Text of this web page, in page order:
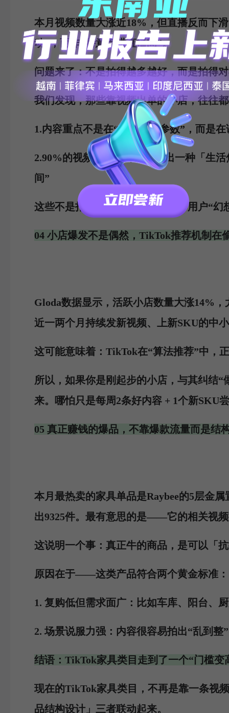
本月视频数量大涨近18%，但直播反而下
动”，而非“特意点进直播间”。
问题来了：不是拍得越多越好，而是拍得
我们发现，那些靠视频出单的小店，往往
1.内容重点不是在“硬讲产品参数”，而是
2.90%的视频标题和封面都突出一种「生
间”
这些不是拍广告，是拍痛点，是帮用户“幻
04 小店爆发不是偶然，TikTok推荐机制在
Gloda数据显示，活跃小店数量大涨14%
近一两个月持续发新视频、上新SKU的中
这可能意味着：TikTok在“算法推荐”中，
所以，如果你是刚起步的小店，与其纠结
来。哪怕只是每周2条好内容 + 1个新SKU
05 真正赚钱的爆品，不靠爆款流量而是结
本月最热卖的家具单品是Raybee的5层金
出9325件。最有意思的是——它的相关视
这说明一个事：真正牛的商品，是可以「
原因在于——这类产品符合两个黄金标准：
1. 复购低但需求面广 ：比如车库、阳台、
2. 场景说服力强 ：内容很容易拍出“乱到
结语：TikTok家具类目走到了一个“门槛变
现在的TikTok家具类目，不再是靠一条视
品结构设计」 三者联动起来。